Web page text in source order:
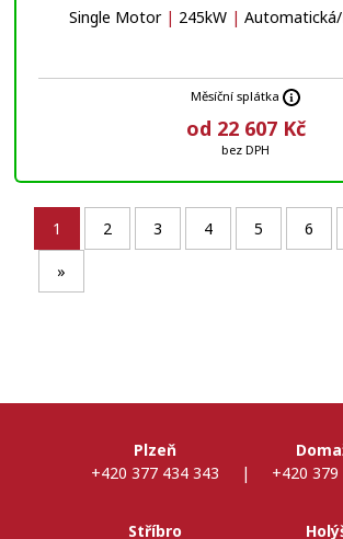
Single Motor | 245kW | Automatická/
Měsíční splátka
od 22 607 Kč
bez DPH
1 2 3 4 5 6
»
Plzeň
+420 377 434 343
|
+420 379
Stříbro